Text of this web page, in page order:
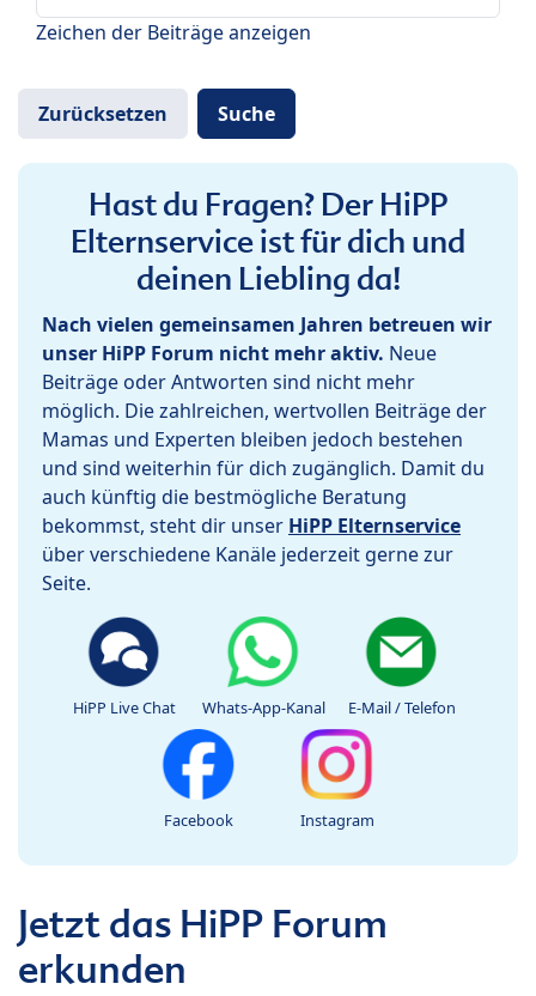
Zeichen der Beiträge anzeigen
Hast du Fragen? Der HiPP
Elternservice ist für dich und
deinen Liebling da!
Nach vielen gemeinsamen Jahren betreuen wir
unser HiPP Forum nicht mehr aktiv. Neue
Beiträge oder Antworten sind nicht mehr
möglich. Die zahlreichen, wertvollen Beiträge der
Mamas und Experten bleiben jedoch bestehen
und sind weiterhin für dich zugänglich. Damit du
auch künftig die bestmögliche Beratung
bekommst, steht dir unser HiPP Elternservice
über verschiedene Kanäle jederzeit gerne zur
Seite.
HiPP Live Chat Whats-App-Kanal E-Mail / Telefon
Facebook Instagram
Jetzt das HiPP Forum
erkunden